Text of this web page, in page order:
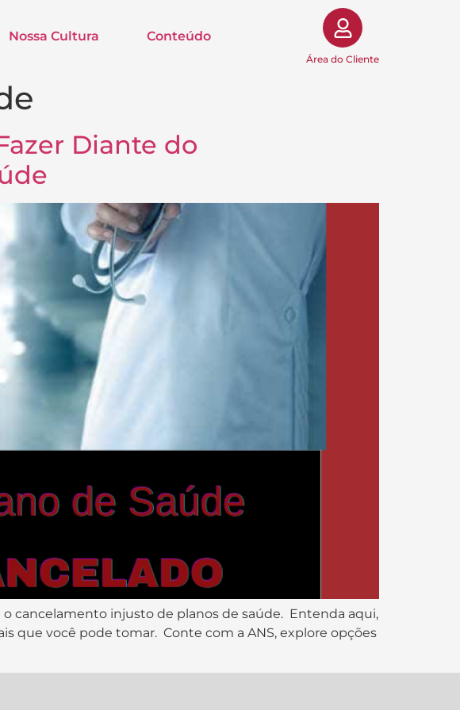
Nossa Cultura Conteúdo
Área do Cliente
Diante do
cancelamento injusto de planos de saúde. Entenda aqui,
que você pode tomar. Conte com a ANS, explore opções